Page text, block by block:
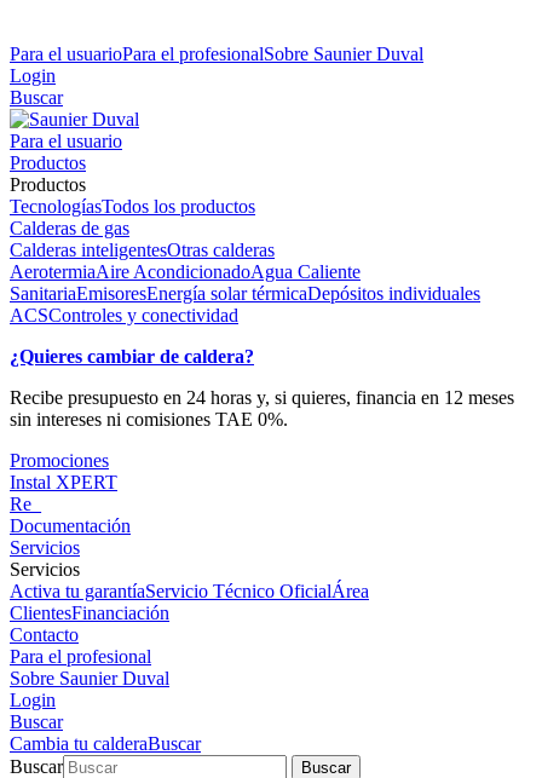
Para el usuarioPara el profesionalSobre Saunier Duval
Login
Buscar
Para el usuario
Productos
Productos
TecnologíasTodos los productos
Calderas de gas
Calderas inteligentesOtras calderas
AerotermiaAire AcondicionadoAgua Caliente
SanitariaEmisoresEnergía solar térmicaDepósitos individuales
ACSControles y conectividad
¿Quieres cambiar de caldera?
Recibe presupuesto en 24 horas y, si quieres, financia en 12 meses
sin intereses ni comisiones TAE 0%.
Promociones
Instal XPERT
Re_
Documentación
Servicios
Servicios
Activa tu garantíaServicio Técnico OficialÁrea
ClientesFinanciación
Contacto
Para el profesional
Sobre Saunier Duval
Login
Buscar
Cambia tu calderaBuscar
Buscar
Buscar